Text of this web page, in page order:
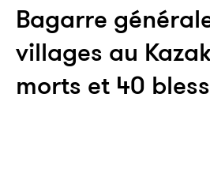
Bagarre
villages au
morts et 40